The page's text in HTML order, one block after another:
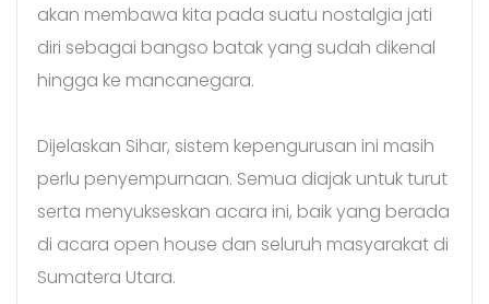
akan membawa kita pada suatu nostalgia jati
diri sebagai bangso batak yang sudah dikenal
hingga ke mancanegara.
Dijelaskan Sihar, sistem kepengurusan ini masih
perlu penyempurnaan. Semua diajak untuk turut
serta menyukseskan acara ini, baik yang berada
di acara open house dan seluruh masyarakat di
Sumatera Utara.